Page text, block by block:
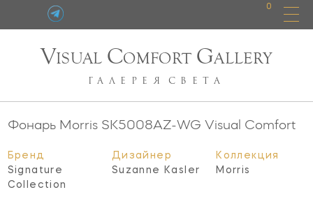
0
VISUAL COMFORT GALLERY
ГАЛЕРЕЯ СВЕТА
Фонарь Morris SK5008AZ-WG Visual Comfort
Бренд
Signature
Collection
Дизайнер
Suzanne Kasler
Коллекция
Morris